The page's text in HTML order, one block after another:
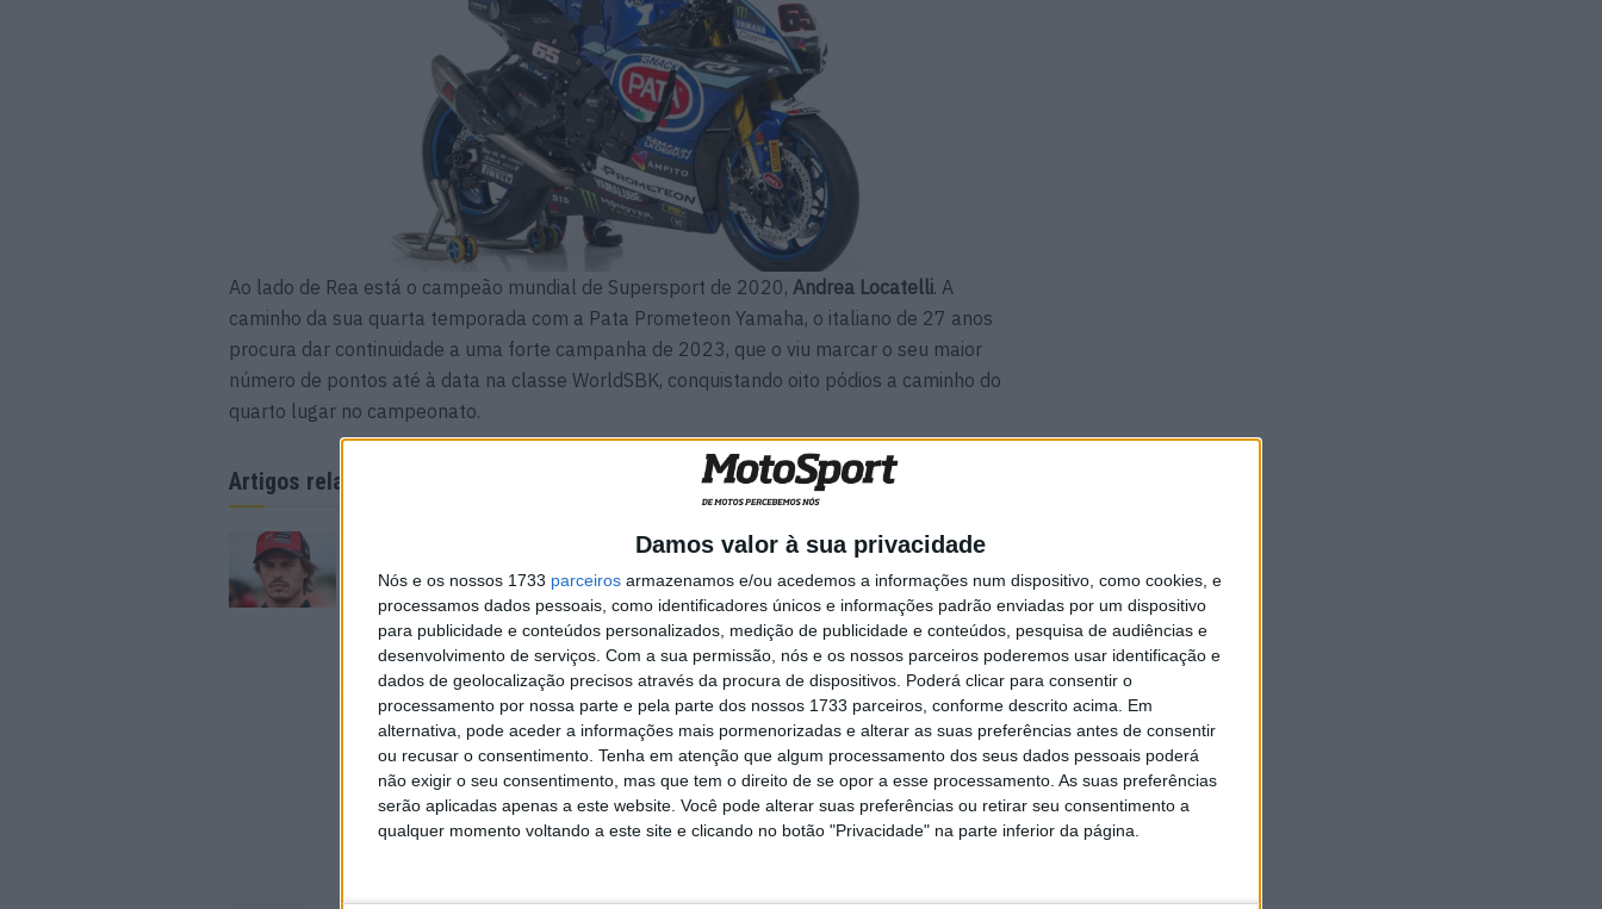
Damos valor à sua privacidade
Nós e os nossos 1733 parceiros armazenamos e/ou acedemos a informações num dispositivo, como cookies, e
processamos dados pessoais, como identificadores únicos e informações padrão enviadas por um dispositivo
para publicidade e conteúdos personalizados, medição de publicidade e conteúdos, pesquisa de audiências e
desenvolvimento de serviços. Com a sua permissão, nós e os nossos parceiros poderemos usar identificação e
dados de geolocalização precisos através da procura de dispositivos. Poderá clicar para consentir o
processamento por nossa parte e pela parte dos nossos 1733 parceiros, conforme descrito acima. Em
alternativa, pode aceder a informações mais pormenorizadas e alterar as suas preferências antes de consentir
ou recusar o consentimento. Tenha em atenção que algum processamento dos seus dados pessoais poderá
não exigir o seu consentimento, mas que tem o direito de se opor a esse processamento. As suas preferências
serão aplicadas apenas a este website. Você pode alterar suas preferências ou retirar seu consentimento a
qualquer momento voltando a este site e clicando no botão "Privacidade" na parte inferior da página.
Ao lado de Rea está o campeão mundial de Supersport de 2020, Andrea Locatelli. A
caminho da sua quarta temporada com a Pata Prometeon Yamaha, o italiano de 27 anos
procura dar continuidade a uma forte campanha de 2023, que o viu marcar o seu maior
número de pontos até à data na classe WorldSBK, conquistando oito pódios a caminho do
quarto lugar no campeonato.
Artigos relacionados
futuras 850cc
7 AGOSTO, 2026
MotoGP: Tensão entre KTM e
‘fricção’ entre as partes
7 AGOSTO, 2026
A nova moto